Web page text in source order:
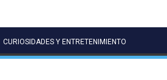
CURIOSIDADES Y ENTRETENIMIENTO